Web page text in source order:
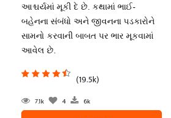
આશ્ચર્યમાં મૂકી દે છે. કથામાં ભાઈ-
બહેનના સંબંધો અને જીવનના પડકારોને
સામનો કરવાની બાબત પર ભાર મૂકવામાં
આવેલ છે.
(19.5k)
7.1k 4 6k